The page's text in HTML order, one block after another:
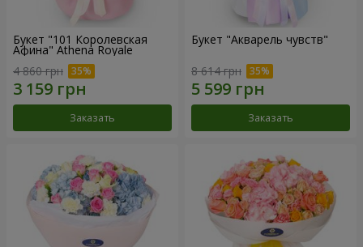
Букет "101 Королевская
Афина" Athena Royale
4 860 грн
Заказать
Букет "Акварель чувств"
8 614 грн
Заказать